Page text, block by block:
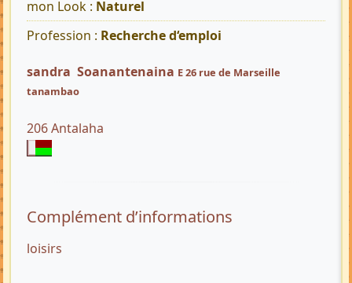
mon Look : Naturel
Profession : Recherche d‘emploi
sandra Soanantenaina E 26 rue de Marseille
tanambao
206 Antalaha
Complément d’informations
loisirs